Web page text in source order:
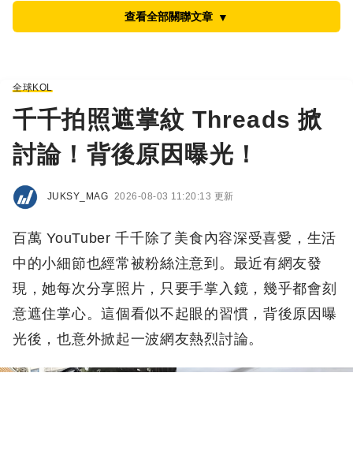
查看全部關聯文章 ▼
全球KOL
千千拍照遮掌紋 Threads 掀
討論！背後原因曝光！
JUKSY_MAG 2026-08-03 11:20:13 更新
百萬 YouTuber 千千除了美食內容深受喜愛，生活
中的小細節也經常被粉絲注意到。最近有網友發
現，她每次分享照片，只要手掌入鏡，幾乎都會刻
意遮住掌心。這個看似不起眼的習慣，背後原因曝
光後，也意外掀起一波網友熱烈討論。